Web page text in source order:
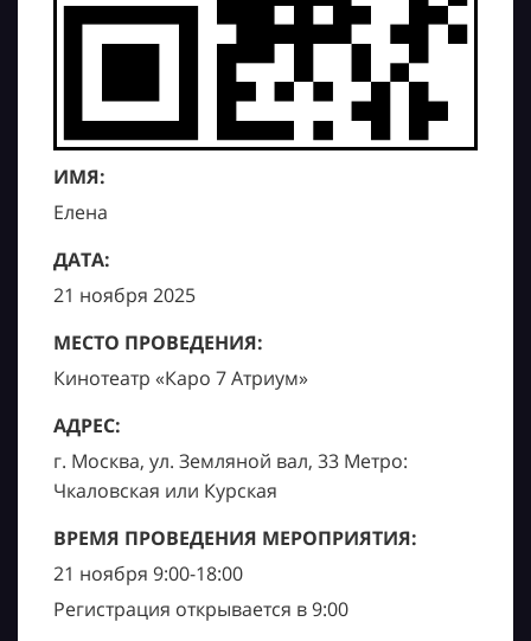
ИМЯ:
Елена
ДАТА:
21 ноября 2025
МЕСТО ПРОВЕДЕНИЯ:
Кинотеатр «Каро 7 Атриум»
АДРЕС:
г. Москва, ул. Земляной вал, 33 Метро:
Чкаловская или Курская
ВРЕМЯ ПРОВЕДЕНИЯ МЕРОПРИЯТИЯ:
21 ноября 9:00-18:00
Регистрация открывается в 9:00